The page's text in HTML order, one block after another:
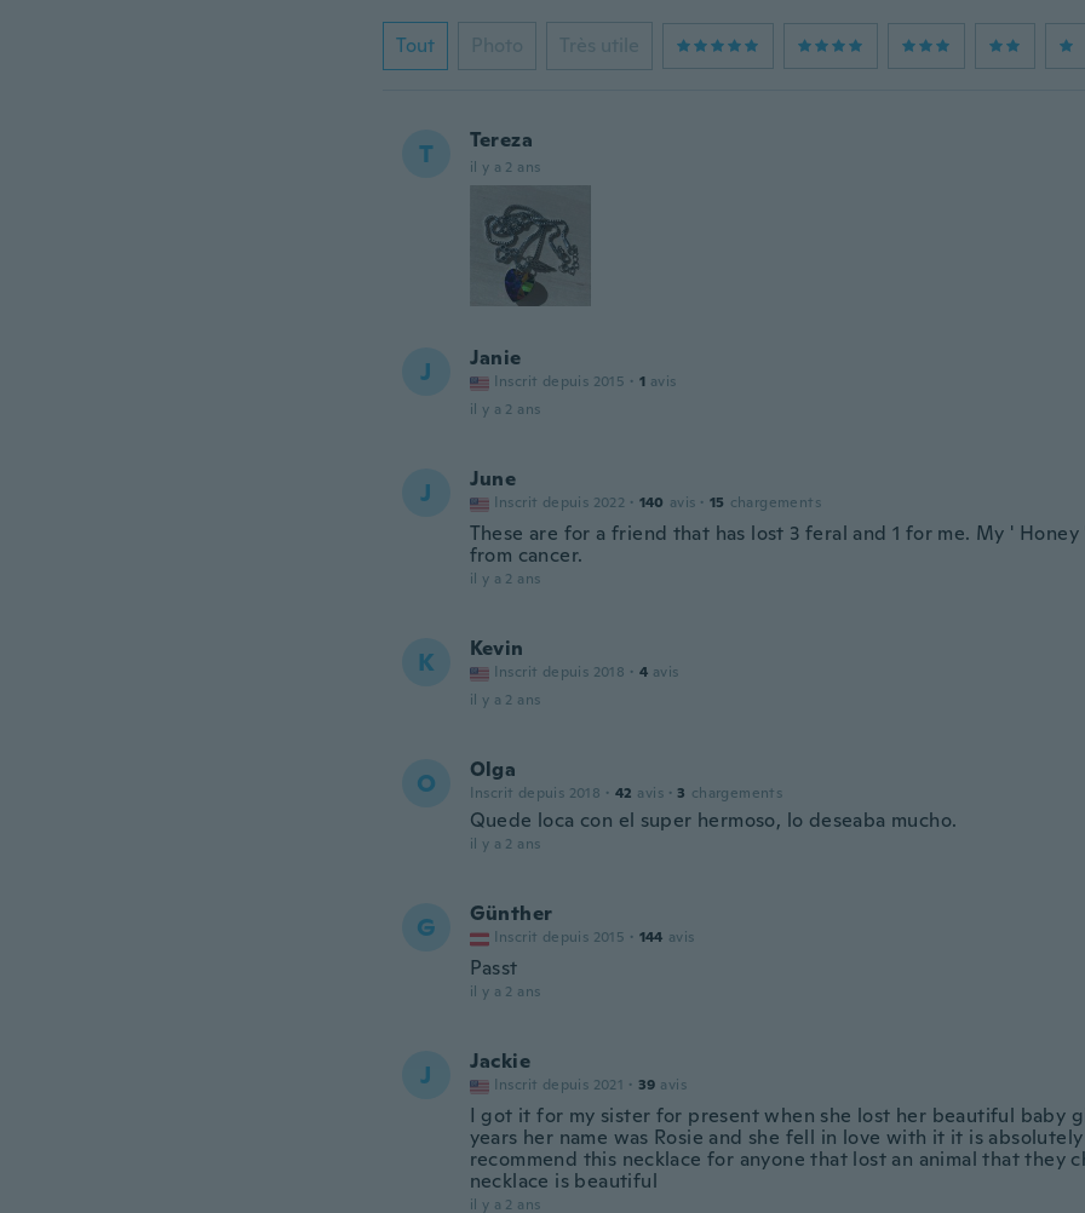
Tout Photo Très utile
T Tereza
il y a 2 ans
J Janie
Inscrit depuis 2015 · 1 avis
il y a 2 ans
J June
Inscrit depuis 2022 · 140 avis · 15 chargements
These are for a friend that has lost 3 feral and 1 for me. My '
from cancer.
il y a 2 ans
K Kevin
Inscrit depuis 2018 · 4 avis
il y a 2 ans
O Olga
Inscrit depuis 2018 · 42 avis · 3 chargements
Quede loca con el super hermoso, lo deseaba mucho.
il y a 2 ans
G Günther
Inscrit depuis 2015 · 144 avis
Passt
il y a 2 ans
J Jackie
Inscrit depuis 2021 · 39 avis
I got it for my sister for present when she lost her beautiful baby
years her name was Rosie and she fell in love with it it is
recommend this necklace for anyone that lost an animal that they
necklace is beautiful
il y a 2 ans